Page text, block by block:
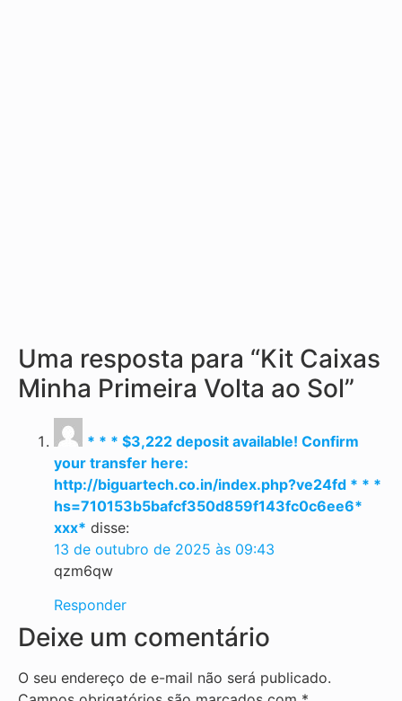
Uma resposta para “Kit Caixas
Minha Primeira Volta ao Sol”
* * * $3,222 deposit available! Confirm
your transfer here:
http://biguartech.co.in/index.php?ve24fd * * *
hs=710153b5bafcf350d859f143fc0c6ee6*
ххх* disse:
13 de outubro de 2025 às 09:43
qzm6qw
Responder
Deixe um comentário
O seu endereço de e-mail não será publicado.